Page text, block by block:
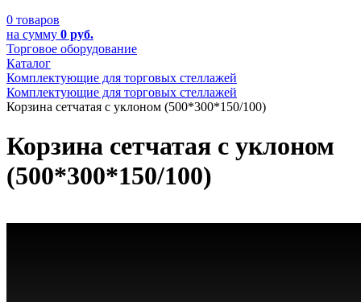
0 товаров
на сумму 0 руб.
Торговое оборудование
Каталог
Комплектующие для торговых стеллажей
Комплектующие для торговых стеллажей
Корзина сетчатая с уклоном (500*300*150/100)
Корзина сетчатая с уклоном
(500*300*150/100)